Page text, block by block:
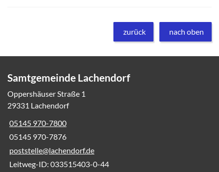
zurück nach oben
Samtgemeinde Lachendorf
Oppershäuser Straße 1
29331 Lachendorf
05145 970-7800
05145 970-7876
poststelle@lachendorf.de
Leitweg-ID: 033515403-0-44